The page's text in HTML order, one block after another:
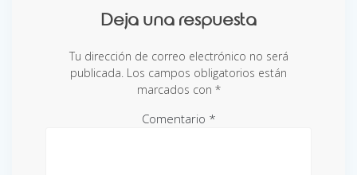
Deja una respuesta
Tu dirección de correo electrónico no será
publicada. Los campos obligatorios están
marcados con *
Comentario *